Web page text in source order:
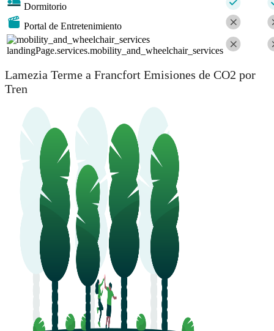
Dormitorio
Portal de Entretenimiento
landingPage.services.mobility_and_wheelchair_services
Lamezia Terme a Francfort Emisiones de CO2 por
Tren